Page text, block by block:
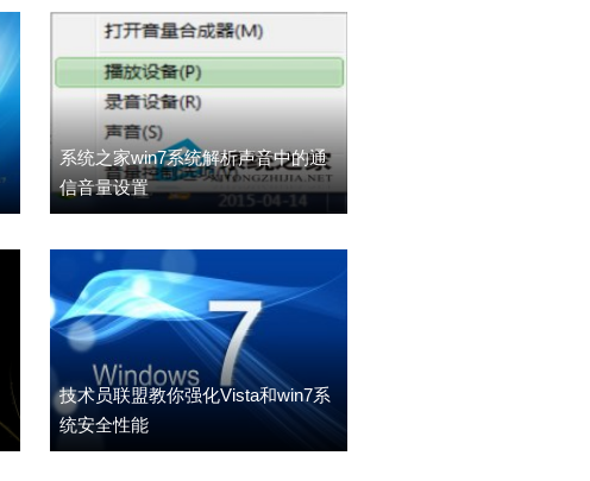
系统之家win7系统解析声音中的通
信音量设置
技术员联盟教你强化Vista和win7系
统安全性能